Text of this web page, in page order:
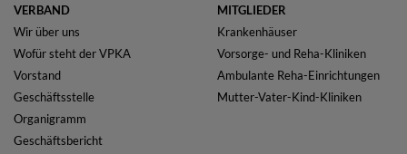
VERBAND
Wir über uns
Wofür steht der VPKA
Vorstand
Geschäftsstelle
Organigramm
Geschäftsbericht
MITGLIEDER
Krankenhäuser
Vorsorge- und Reha-Kliniken
Ambulante Reha-Einrichtungen
Mutter-Vater-Kind-Kliniken